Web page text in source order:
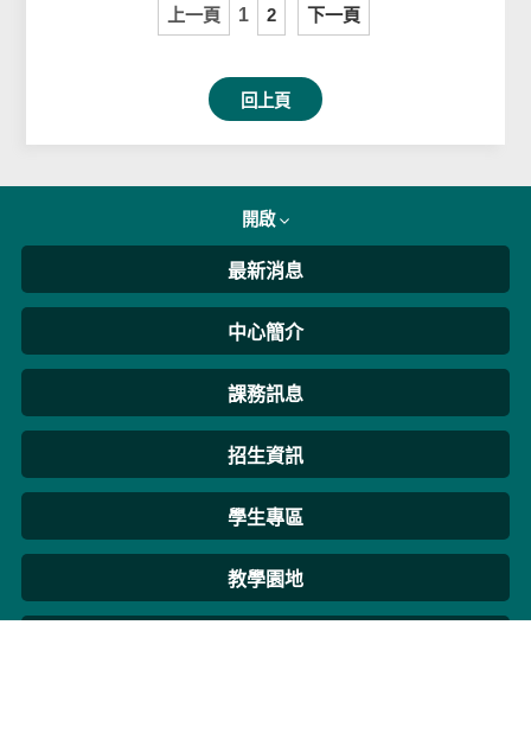
上一頁 1 2 下一頁
回上頁
開啟
最新消息
中心簡介
課務訊息
招生資訊
學生專區
教學園地